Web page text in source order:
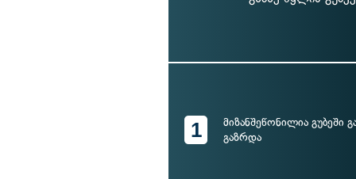
1
მიზანშეწონილია გუბეში
გაზრდა